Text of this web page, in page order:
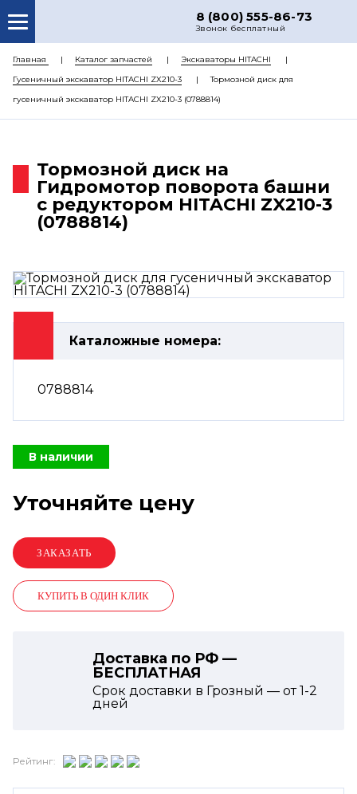
8 (800) 555-86-73
Звонок бесплатный
О НАС
КАТАЛОГ ЗАПЧАСТЕЙ
РЕМОНТ
ЦЕНЫ
КОНТАКТЫ
Главная Каталог запчастей
Экскаваторы HITACHI
Гусеничный экскаватор HITACHI ZX210-3
Тормозной диск для
гусеничный экскаватор HITACHI ZX210-3 (0788814)
Тормозной диск на
Гидромотор поворота башни
с редуктором HITACHI ZX210-3
(0788814)
Каталожные номера:
0788814
В наличии
Уточняйте цену
КУПИТЬ В ОДИН КЛИК
Доставка по РФ —
БЕСПЛАТНАЯ
Срок доставки в Грозный — от1-2
дней
Рейтинг: